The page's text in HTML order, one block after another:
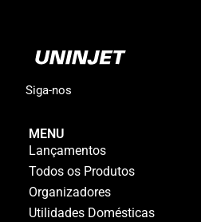
Siga-nos
MENU
Lançamentos
Todos os Produtos
Organizadores
Utilidades Domésticas